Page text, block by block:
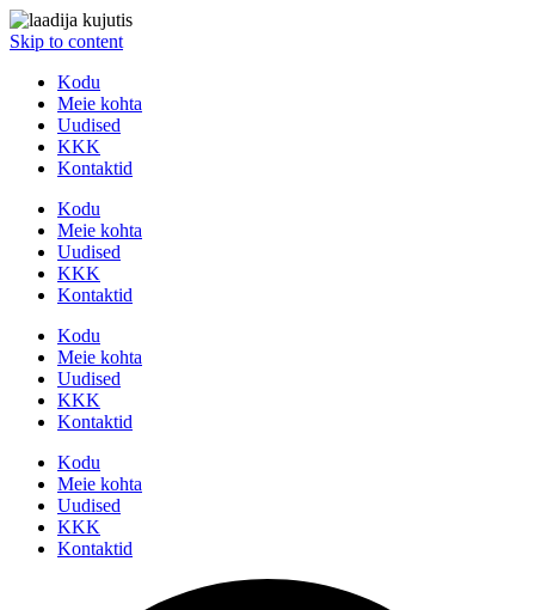
Skip to content
Kodu
Meie kohta
Uudised
KKK
Kontaktid
Kodu
Meie kohta
Uudised
KKK
Kontaktid
Kodu
Meie kohta
Uudised
KKK
Kontaktid
Kodu
Meie kohta
Uudised
KKK
Kontaktid